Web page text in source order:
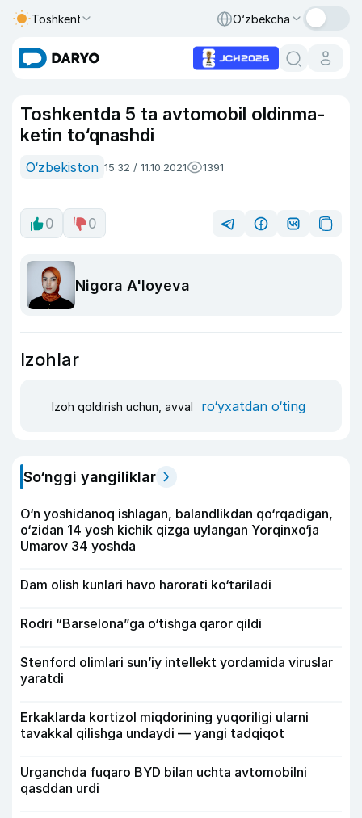
Toshkent O‘zbekcha
Toshkentda 5 ta avtomobil oldinma-
ketin to‘qnashdi
O‘zbekiston 15:32 / 11.10.2021 1391
0 0
Nigora A'loyeva
Izohlar
Izoh qoldirish uchun, avval ro‘yxatdan o‘ting
So‘nggi yangiliklar
O‘n yoshidanoq ishlagan, balandlikdan qo‘rqadigan,
o‘zidan 14 yosh kichik qizga uylangan Yorqinxo‘ja
Umarov 34 yoshda
Dam olish kunlari havo harorati ko‘tariladi
Rodri “Barselona”ga o‘tishga qaror qildi
Stenford olimlari sun’iy intellekt yordamida viruslar
yaratdi
Erkaklarda kortizol miqdorining yuqoriligi ularni
tavakkal qilishga undaydi — yangi tadqiqot
Urganchda fuqaro BYD bilan uchta avtomobilni
qasddan urdi